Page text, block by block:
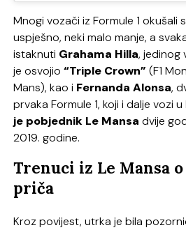
Mnogi vozači iz Formule 1 okušali
uspješno, neki malo manje, a
istaknuti Grahama Hilla, jedinog
je osvojio“Triple Crown” (F1
Mans), kao i Fernanda Alonsa,
prvaka Formule 1, koji i dalje vozi u
je pobjednik Le Mansa dvije
2019. godine.
Trenuci iz Le Mansa
priča
Kroz povijest, utrka je bila